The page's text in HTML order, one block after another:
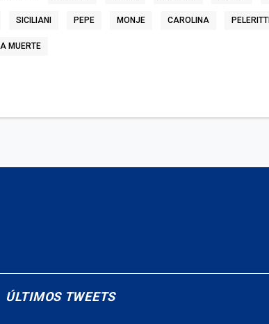
SICILIANI PEPE MONJE CAROLINA PELERITTI
MUERTE
ÚLTIMOS TWEETS